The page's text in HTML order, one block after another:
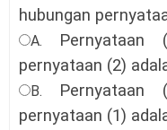
hubungan
A. Pernyataan
pernyataan (2)
B. Pernyataan
pernyataan (1)